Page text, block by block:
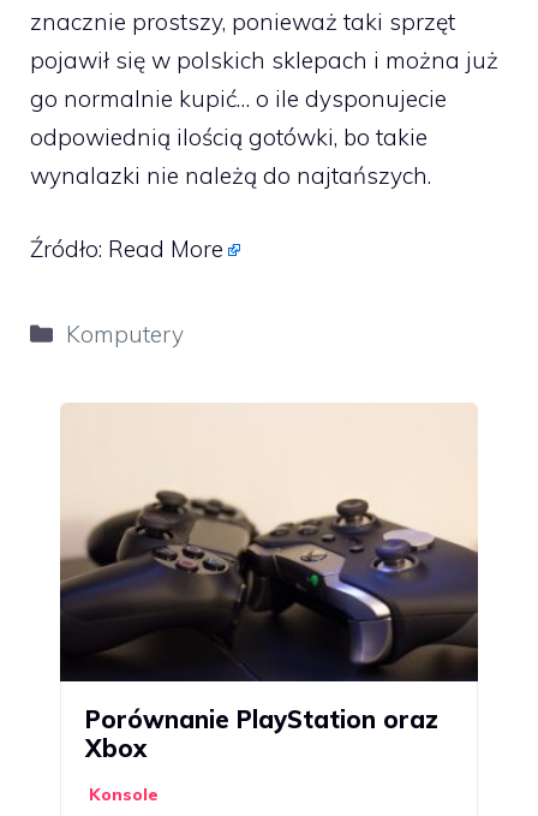
znacznie prostszy, ponieważ taki sprzęt
pojawił się w polskich sklepach i można już
go normalnie kupić… o ile dysponujecie
odpowiednią ilością gotówki, bo takie
wynalazki nie należą do najtańszych.
Źródło: Read More
Kategorie
Komputery
Porównanie PlayStation oraz
Xbox
Konsole